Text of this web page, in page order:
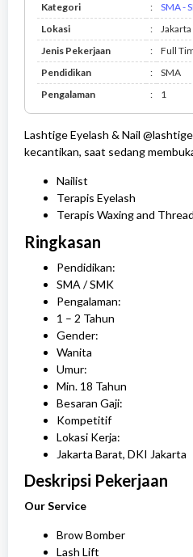
Kategori
: SMA -
Lokasi :
Jakarta
Jenis Pekerjaan
:
Full
Pendidikan
:
SMA
Pengalaman
: 1
Lashtige Eyelash & Nail
kecantikan, saat sedang
Nailist
Terapis Eyelash
Terapis Waxing and
Ringkasan
Pendidikan:
SMA / SMK
Pengalaman:
1 – 2 Tahun
Gender:
Wanita
Umur:
Min. 18 Tahun
Besaran Gaji:
Kompetitif
Lokasi Kerja:
Jakarta Barat, DKI Jakarta
Deskripsi Pekerjaan
Our Service
Brow Bomber
Lash Lift